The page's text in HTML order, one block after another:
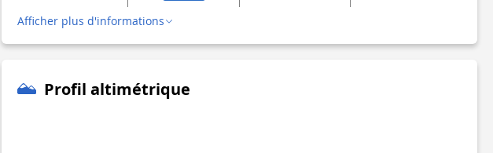
Afficher plus d'informations
Profil altimétrique